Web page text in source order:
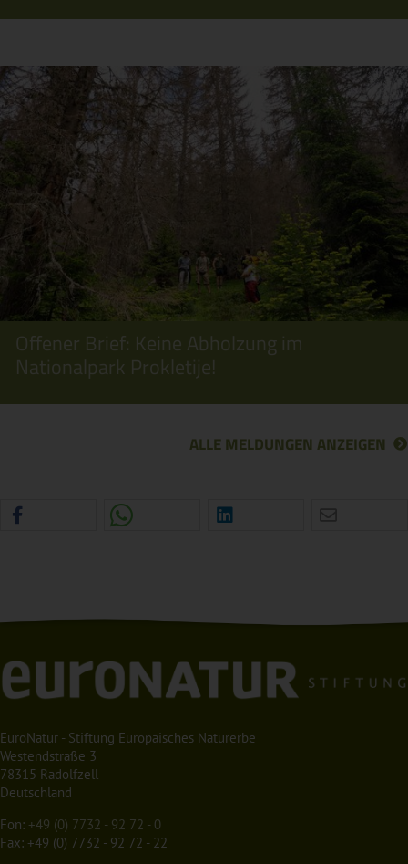
Offener Brief: Keine Abholzung im
Nationalpark Prokletije!
ALLE MELDUNGEN ANZEIGEN
EuroNatur - Stiftung Europäisches Naturerbe
Westendstraße 3
78315 Radolfzell
Deutschland
Fon: +49 (0) 7732 - 92 72 - 0
Fax: +49 (0) 7732 - 92 72 - 22